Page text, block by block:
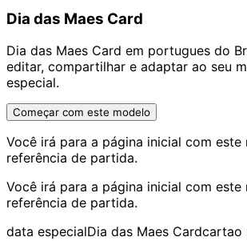
Dia das Maes Card
Dia das Maes Card em portugues do
editar, compartilhar e adaptar ao seu
especial.
Começar com este modelo
Você irá para a página inicial com este
referência de partida.
Você irá para a página inicial com este
referência de partida.
data especialDia das Maes Cardcartao